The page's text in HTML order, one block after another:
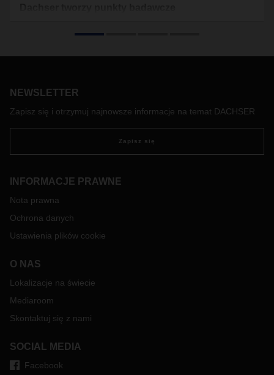
rozbudowuje swoje oddziały we Fryburgu, Hamburgu i
zeroemisyjnych, a także inteligentne zarządzanie energią i
obciążeniem. To część szeroko zakrojonego planu
NEWSLETTER
Zapisz się i otrzymuj najnowsze informacje na temat DACHSER
Zapisz się
INFORMACJE PRAWNE
Nota prawna
Ochrona danych
Ustawienia plików cookie
O NAS
Lokalizacje na świecie
Mediaroom
Skontaktuj się z nami
SOCIAL MEDIA
Facebook